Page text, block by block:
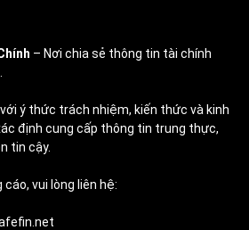
– Nơi chia sẻ thông tin tài chính
ý thức trách nhiệm, kiến thức và kinh
định cung cấp thông tin trung thực,
tin cậy.
vui lòng liên hệ: